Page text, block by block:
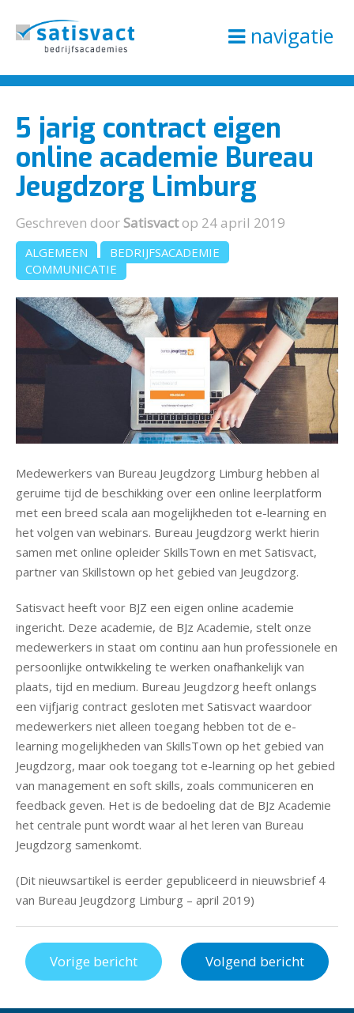
navigatie
5 jarig contract eigen
online academie Bureau
Jeugdzorg Limburg
Geschreven doorSatisvactop 24 april 2019
ALGEMEEN
BEDRIJFSACADEMIE
COMMUNICATIE
Medewerkers van Bureau Jeugdzorg Limburg hebben al
geruime tijd de beschikking over een online leerplatform
met een breed scala aan mogelijkheden tot e-learning en
het volgen van webinars. Bureau Jeugdzorg werkt hierin
samen met online opleider SkillsTown en met Satisvact,
partner van Skillstown op het gebied van Jeugdzorg.
Satisvact heeft voor BJZ een eigen online academie
ingericht. Deze academie, de BJz Academie, stelt onze
medewerkers in staat om continu aan hun professionele en
persoonlijke ontwikkeling te werken onafhankelijk van
plaats, tijd en medium. Bureau Jeugdzorg heeft onlangs
een vijfjarig contract gesloten met Satisvact waardoor
medewerkers niet alleen toegang hebben tot de e-
learning mogelijkheden van SkillsTown op het gebied van
Jeugdzorg, maar ook toegang tot e-learning op het gebied
van management en soft skills, zoals communiceren en
feedback geven. Het is de bedoeling dat de BJz Academie
het centrale punt wordt waar al het leren van Bureau
Jeugdzorg samenkomt.
(Dit nieuwsartikel is eerder gepubliceerd in nieuwsbrief 4
van Bureau Jeugdzorg Limburg – april 2019)
Vorige bericht Volgend bericht